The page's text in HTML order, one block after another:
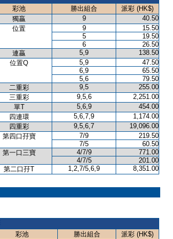
彩池
勝出組合
派彩 (HK$)
獨贏
9
40.50
位置
9
15.50
5
19.50
6
26.50
連贏
5,9
138.50
位置Q
5,9
47.50
6,9
65.50
5,6
79.50
二重彩
9,5
255.00
三重彩
9,5,6
2,251.00
單T
5,6,9
454.00
四連環
5,6,7,9
1,174.00
四重彩
9,5,6,7
19,096.00
第四口孖寶
7/9
219.50
7/5
60.50
第一口三寶
4/7/9
771.00
4/7/5
201.00
第二口孖T
1,2,7/5,6,9 8,351.00
彩池
勝出組合
派彩 (HK$)